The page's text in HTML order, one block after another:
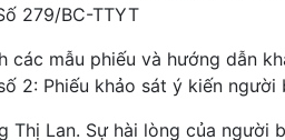
279/BC-TTYT
các mẫu phiếu và hướng dẫn
2: Phiếu khảo sát ý kiến người
Thị Lan. Sự hài lòng của